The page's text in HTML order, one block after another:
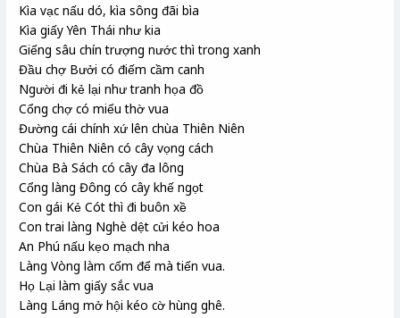
Kìa vạc nấu dó, kìa sông đãi bìa
Kìa giấy Yên Thái như kia
Giếng sâu chín trượng nước thì trong xanh
Đầu chợ Bưởi có điếm cầm canh
Người đi kẻ lại như tranh họa đồ
Cổng chợ có miếu thờ vua
Đường cái chính xứ lên chùa Thiên Niên
Chùa Thiên Niên có cây vọng cách
Chùa Bà Sách có cây đa lông
Cổng làng Đông có cây khế ngọt
Con gái Kẻ Cót thì đi buôn xề
Con trai làng Nghè dệt cửi kéo hoa
An Phú nấu kẹo mạch nha
Làng Vòng làm cốm để mà tiến vua.
Họ Lại làm giấy sắc vua
Làng Láng mở hội kéo cờ hùng ghê.